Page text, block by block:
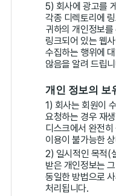
5) 회사에 광고를
각종 디렉토리에
귀하의 개인정보를
링크되어 있는 웹
수집하는 행위에
않음을 알려 드립
개인 정보의 보
1) 회사는 회원이
요청하는 경우 재
디스크에서 완전
이용이 불가능한
2) 일시적인 목적(
받은 개인정보는
동일한 방법으로
처리됩니다.